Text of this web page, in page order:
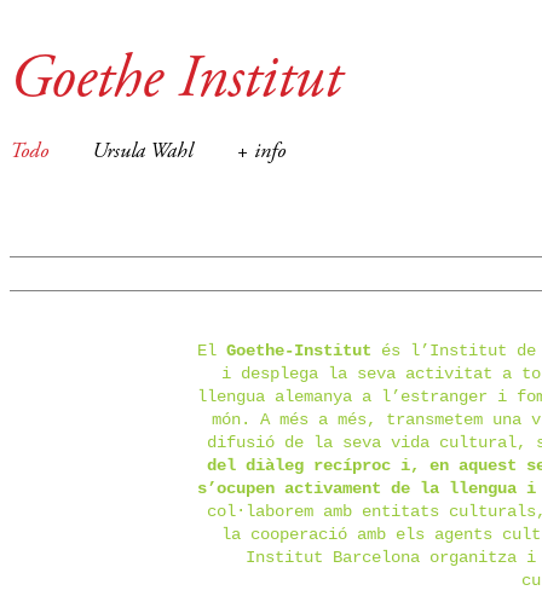
Goethe Institut
Todo Ursula Wahl + info
El Goethe-Institut és l’Institut de
i desplega la seva activitat a
llengua alemanya a l’estranger i
món. A més a més, transmetem
difusió de la seva vida
del diàleg recíproc i, en aquest
s’ocupen activament de la llengua
col·laborem amb entitats
la cooperació amb els agents
Institut Barcelona organitza i